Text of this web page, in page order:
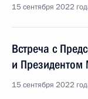
15 сентября 2022
Встреча с
и Президентом
15 сентября 2022